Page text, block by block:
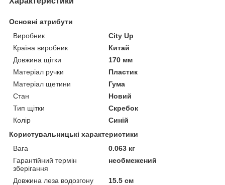
Основні атрибути
Виробник
City Up
Країна виробник
Китай
Довжина щітки
170 мм
Матеріал ручки
Пластик
Матеріал щетини
Гума
Стан
Новий
Тип щітки
Скребок
Колір
Синій
Користувальницькі характеристики
Вага
0.063 кг
Гарантійний термін
зберігання
необмежений
Довжина леза водозгону
15.5 см